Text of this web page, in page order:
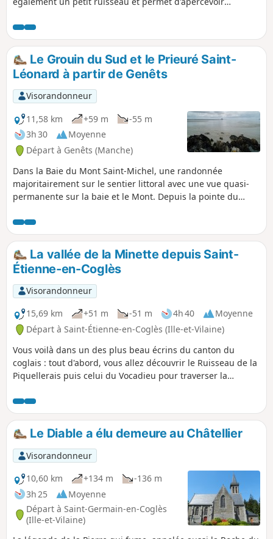
une autre randonnée décrite sur le site au départ de Saint-
Brice-en-Coglès.
Le Grouin du Sud et le Prieuré Saint-
Léonard à partir de Genêts
Visorandonneur
11,58 km
+59 m
-55 m
3h 30
Moyenne
Départ à Genêts (Manche)
Dans la Baie du Mont Saint-Michel, une randonnée
majoritairement sur le sentier littoral avec une vue quasi-
permanente sur la baie et le Mont. Depuis la pointe du
superbe. Une boucle dans les terres permet de visiter la
belle et émouvante chapelle romane du Prieuré Saint-
Léonard.La vallée de la Minette depuis Saint-
Étienne-en-Coglès
Visorandonneur
15,69 km
+51 m -51 m 4h 40
Moyenne
Départ à Saint-Étienne-en-Coglès (Ille-et-Vilaine)
Vous voilà dans un des plus beau écrins du canton du
coglais : tout d'abord, vous allez découvrir le Ruisseau de la
Piquellerais puis celui du Vocadieu pour traverser la
25 km de long, affluent du Couesnon, alimentée par une
multitude de ruisseaux : Piquellerais et Vocadieu, mais
également Frénouse, l'Aunay, le Couard, etc.
Le Diable a élu demeure au Châtellier
Visorandonneur
10,60 km
+134 m
-136 m
3h 25
Moyenne
Départ à Saint-Germain-en-Coglès
(Ille-et-Vilaine)